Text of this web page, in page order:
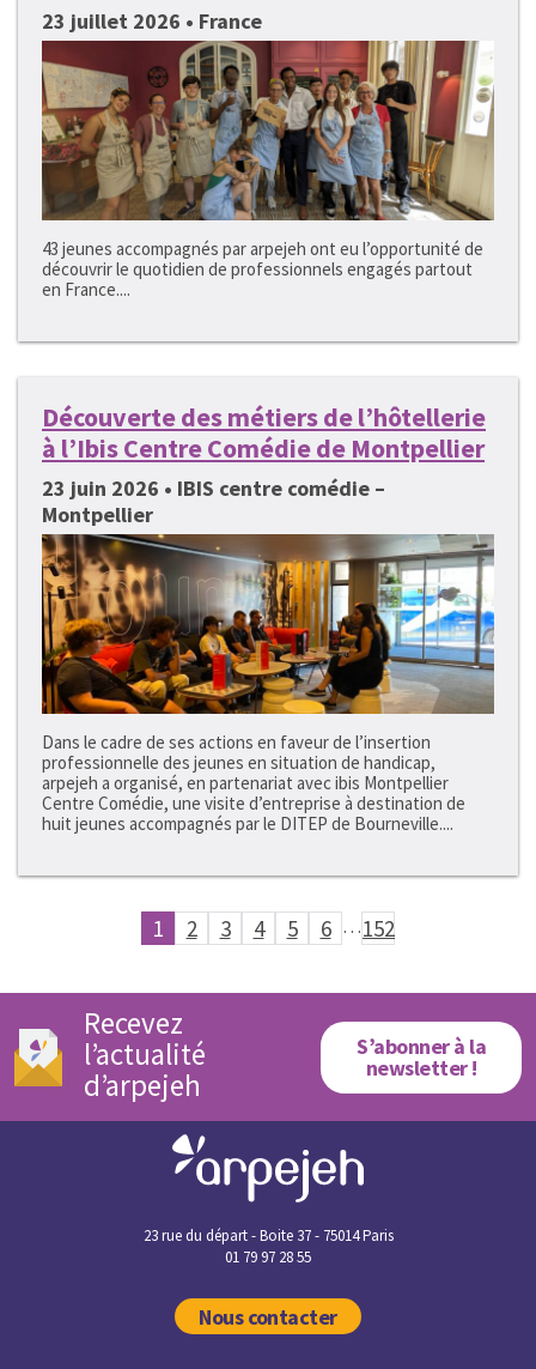
23 juillet 2026 • France
43 jeunes accompagnés par arpejeh ont eu l’opportunité de
découvrir le quotidien de professionnels engagés partout
en France....
Découverte des métiers de l’hôtellerie
à l’Ibis Centre Comédie de Montpellier
23 juin 2026 • IBIS centre comédie –
Montpellier
Dans le cadre de ses actions en faveur de l’insertion
professionnelle des jeunes en situation de handicap,
arpejeh a organisé, en partenariat avec ibis Montpellier
Centre Comédie, une visite d’entreprise à destination de
huit jeunes accompagnés par le DITEP de Bourneville....
1 2 3 4 5 6 …152
Recevez
l’actualité
d’arpejeh
S’abonner à la
newsletter !
23 rue du départ - Boite 37 - 75014 Paris
01 79 97 28 55
Nous contacter